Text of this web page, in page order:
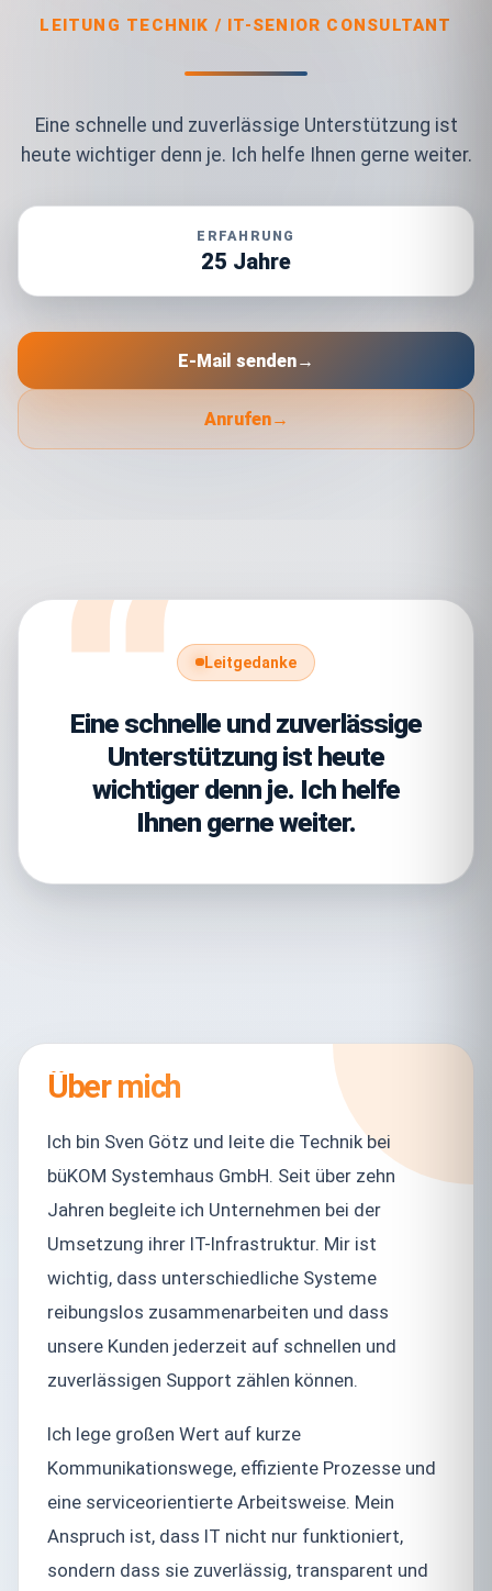
LEITUNG TECHNIK / IT-SENIOR CONSULTANT
Eine schnelle und zuverlässige Unterstützung ist
heute wichtiger denn je. Ich helfe Ihnen gerne weiter.
ERFAHRUNG
25 Jahre
E-Mail senden→
Anrufen→
Leitgedanke
Eine schnelle und zuverlässige
Unterstützung ist heute
wichtiger denn je. Ich helfe
Ihnen gerne weiter.
Über mich
Ich bin Sven Götz und leite die Technik bei
büKOM Systemhaus GmbH. Seit über zehn
Jahren begleite ich Unternehmen bei der
Umsetzung ihrer IT-Infrastruktur. Mir ist
wichtig, dass unterschiedliche Systeme
reibungslos zusammenarbeiten und dass
unsere Kunden jederzeit auf schnellen und
zuverlässigen Support zählen können.
Ich lege großen Wert auf kurze
Kommunikationswege, effiziente Prozesse und
eine serviceorientierte Arbeitsweise. Mein
Anspruch ist, dass IT nicht nur funktioniert,
sondern dass sie zuverlässig, transparent und